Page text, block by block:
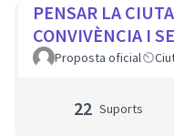
PENSAR LA
CONVIVÈNCIA I
Proposta oficial
22 Suports